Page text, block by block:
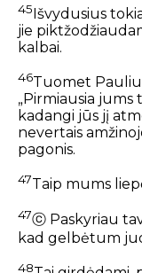
45Išvydusius
jie
kalbai.
46Tuomet
„Pirmiausia jums
kadangi jūs jį
nevertais
pagonis.
47Taip mums
47ⓒ Paskyriau
kad gelbėtum
48